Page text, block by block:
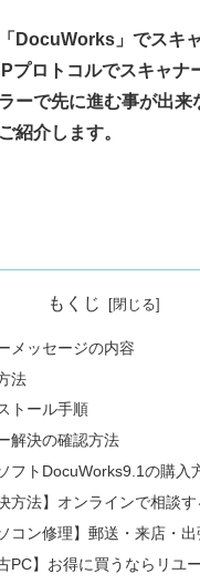
DocuWorks」でスキ
プロトコルでスキャナ
ーで先に進む事が出来
紹介します。
もくじ
メッセージの内容
法
トール手順
解決の確認方法
フトDocuWorks9.1の購入
方法】オンラインで相談す
ソコン修理】郵送・来店・
PC】お得に買うならリユ